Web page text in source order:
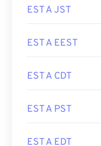
EST A JST
EST A EEST
EST A CDT
EST A PST
EST A EDT